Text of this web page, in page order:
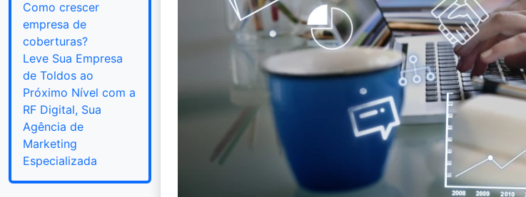
Como crescer
empresa de
coberturas?
Leve Sua Empresa
de Toldos ao
Próximo Nível com a
RF Digital, Sua
Agência de
Marketing
Especializada